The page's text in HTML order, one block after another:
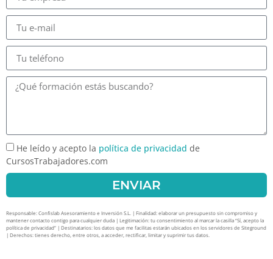
He leído y acepto la política de privacidad de
CursosTrabajadores.com
ENVIAR
Responsable: Confislab Asesoramiento e Inversión S.L. | Finalidad: elaborar un presupuesto sin compromiso y
mantener contacto contigo para cualquier duda | Legitimación: tu consentimiento al marcar la casilla “Sí, acepto la
política de privacidad” | Destinatarios: los datos que me facilitas estarán ubicados en los servidores de Siteground
| Derechos: tienes derecho, entre otros, a acceder, rectificar, limitar y suprimir tus datos.